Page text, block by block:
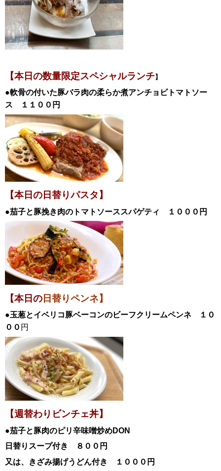
【本日の数量限定スペシャルランチ】
●軟骨の付いた豚バラ肉の柔らか煮アンチョビトマトソー
ス １１００円
【本日の日替りパスタ】
●茄子と豚挽き肉のトマトソーススパゲティ １０００ 円
【本日の 日替りペンネ】
●玉葱とイベリコ豚ベーコンのビーフクリームペンネ １０
００ 円
【週替わりビンチェ丼】
●茄子と豚肉のピリ辛味噌炒めDON
日替りスープ付き ８００円
又は、きざみ揚げうどん付き １０００円